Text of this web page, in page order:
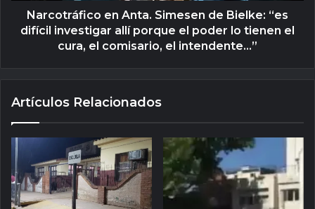
Narcotráfico en Anta. Simesen de Bielke: “es
difícil investigar allí porque el poder lo tienen el
cura, el comisario, el intendente...”
Artículos Relacionados